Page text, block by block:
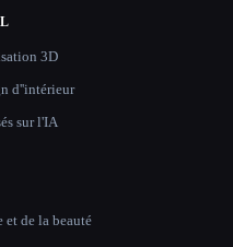
3D
d''intérieur
sur l'IA
de la beauté